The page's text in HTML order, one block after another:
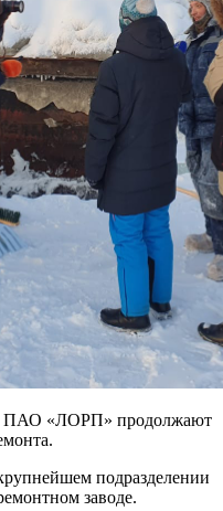
ПАО «ЛОРП» продолжают
подразделении
заводе.